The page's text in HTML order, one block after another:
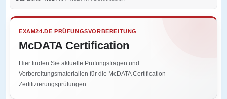
EXAM24.DE PRÜFUNGSVORBEREITUNG
McDATA Certification
Hier finden Sie aktuelle Prüfungsfragen und
Vorbereitungsmaterialien für die McDATA Certification
Zertifizierungsprüfungen.